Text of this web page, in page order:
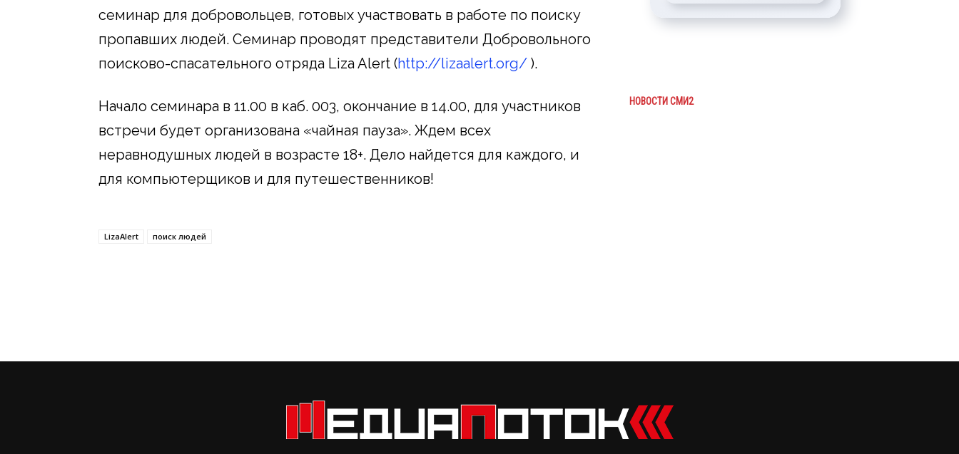
семинар для добровольцев, готовых участвовать в работе по поиску
пропавших людей. Семинар проводят представители Добровольного
поисково-спасательного отряда Liza Alert (http://lizaalert.org/ ).
Начало семинара в 11.00 в каб. 003, окончание в 14.00, для участников
встречи будет организована «чайная пауза». Ждем всех
неравнодушных людей в возрасте 18+. Дело найдется для каждого, и
для компьютерщиков и для путешественников!
LizaAlert поиск людей
НОВОСТИ СМИ2